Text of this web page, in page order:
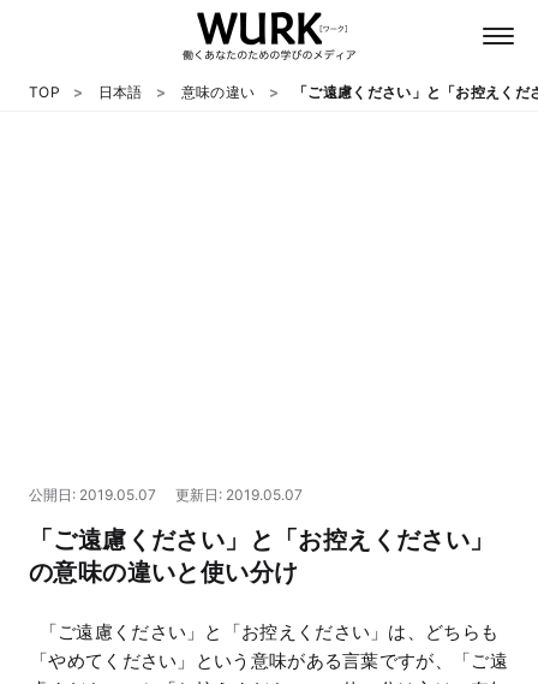
マネー
TOP 日本語 意味の違い 「ご遠慮ください」と「お控えく
公開日: 2019.05.07 更新日: 2019.05.07
「ご遠慮ください」と「お控えください」
の意味の違いと使い分け
「ご遠慮ください」と「お控えください」は、どちらも
「やめてください」という意味がある言葉ですが、「ご遠